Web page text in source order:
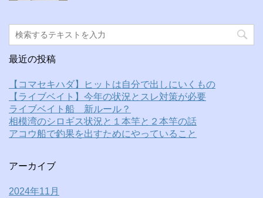
最近の投稿
【コマセキハダ】ヒットは自分で出しにいくもの
【ライブベイト】今年の状況とスレ対策が必要
ライブベイト船 新ルール？
相模湾のシロギス状況と１本竿と２本竿の話
アコウ船で釣果を出すためにやっていること
アーカイブ
2024年11月